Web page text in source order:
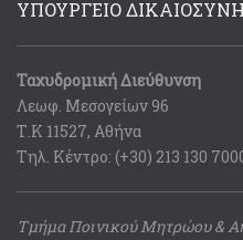
ΥΠΟΥΡΓΕΙΟ
Ταχυδρομική Διεύθυνση
Λεωφ. Μεσογείων 96
Τ.Κ 11527, Αθήνα
Τηλ. Κέντρο: (+30) 213 130
Τμήμα Ποινικού Μητρώου &